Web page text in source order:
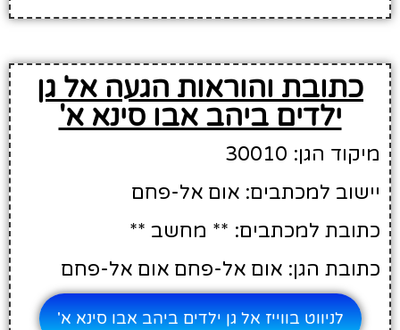
כתובת והוראות הגעה אל גן
ילדים ביהב אבו סינא א'
מיקוד הגן: 30010
יישוב למכתבים: אום אל-פחם
כתובת למכתבים: ** מחשב **
כתובת הגן: אום אל-פחם אום אל-פחם
לניווט בווייז אל גן ילדים ביהב אבו סינא א'